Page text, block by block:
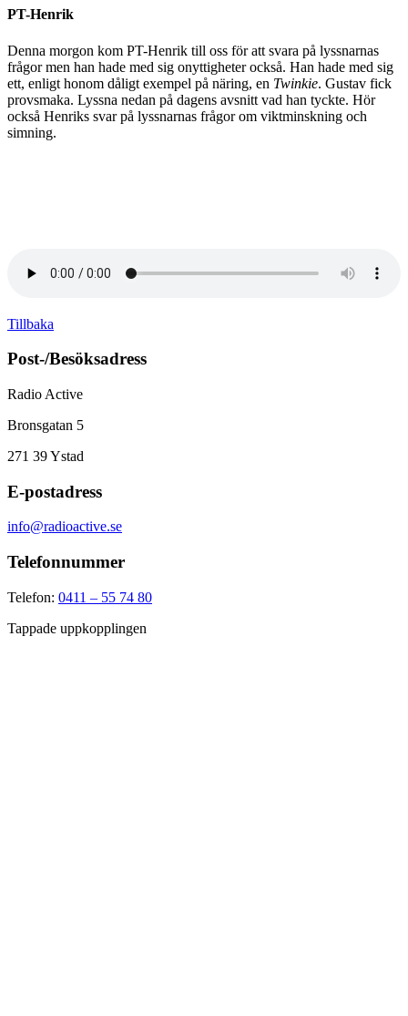
PT-Henrik
Denna morgon kom PT-Henrik till oss för att svara på lyssnarnas
frågor men han hade med sig onyttigheter också. Han hade med sig
ett, enligt honom dåligt exempel på näring, en Twinkie. Gustav fick
provsmaka. Lyssna nedan på dagens avsnitt vad han tyckte. Hör
också Henriks svar på lyssnarnas frågor om viktminskning och
simning.
Tillbaka
Post-/Besöksadress
Radio Active
Bronsgatan 5
271 39Ystad
E-postadress
info@radioactive.se
Telefonnummer
Telefon: 0411 – 55 74 80
Tappade uppkopplingen